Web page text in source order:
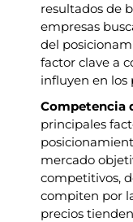
resultados de
empresas
del
factor clave a
influyen en los
Competencia
principales
mercado
competitivos,
compiten por
precios